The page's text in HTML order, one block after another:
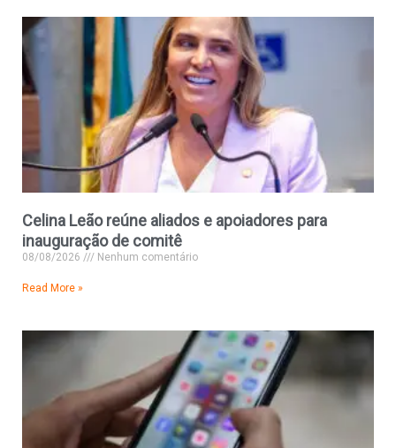
Celina Leão reúne aliados e apoiadores para
inauguração de comitê
08/08/2026 Nenhum comentário
Read More »